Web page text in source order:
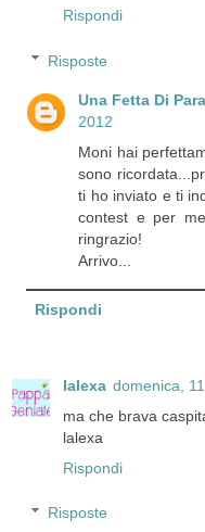
Rispondi
Risposte
Una Fetta Di
2012
Moni hai
sono
ti ho inviato e ti
contest e per
ringrazio!
Arrivo...
Rispondi
lalexa domenica,
ma che brava
lalexa
Rispondi
Risposte